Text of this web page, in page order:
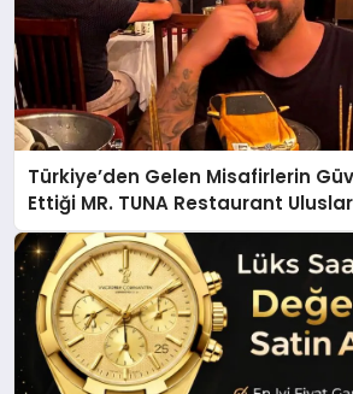
Türkiye’den Gelen Misafirlerin
Ettiği MR. TUNA Restaurant
Başarısıyla Dikkat Çekiyor